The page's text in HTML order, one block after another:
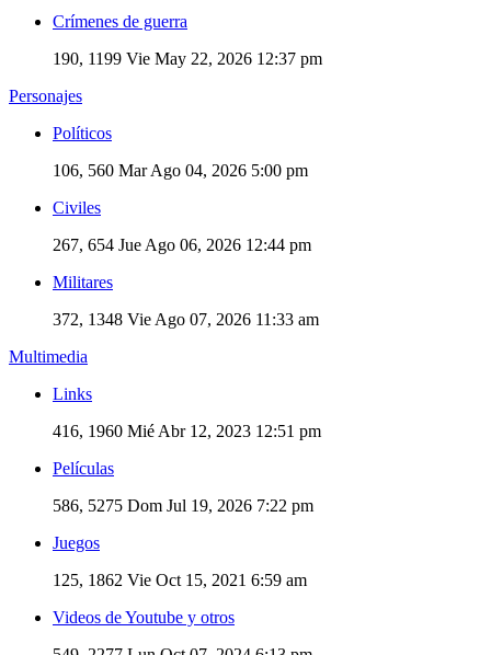
Crímenes de guerra
190, 1199 Vie May 22, 2026 12:37 pm
Personajes
Políticos
106, 560 Mar Ago 04, 2026 5:00 pm
Civiles
267, 654 Jue Ago 06, 2026 12:44 pm
Militares
372, 1348 Vie Ago 07, 2026 11:33 am
Multimedia
Links
416, 1960 Mié Abr 12, 2023 12:51 pm
Películas
586, 5275 Dom Jul 19, 2026 7:22 pm
Juegos
125, 1862 Vie Oct 15, 2021 6:59 am
Videos de Youtube y otros